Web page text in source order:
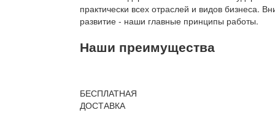
практически всех отраслей и видов бизнеса.
развитие - наши главные принципы работы.
Наши преимущества
БЕСПЛАТНАЯ
ДОСТАВКА